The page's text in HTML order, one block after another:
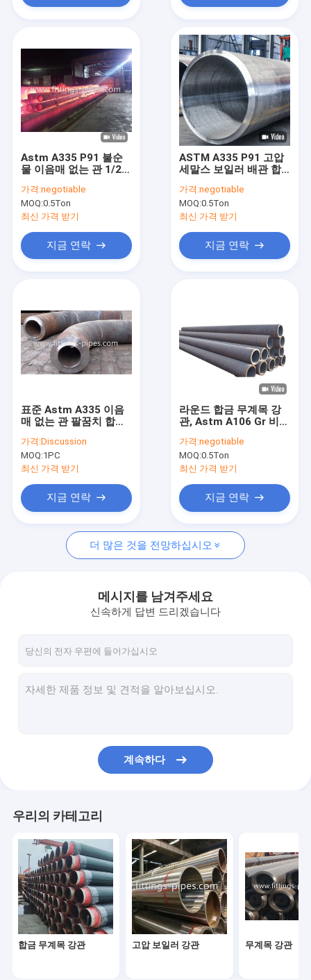
제품
우리에 대하여
공장 여행
인용문을 요구하세요
VR
합금 무계목 강관
무계목 강관
합금 강 맞춤
미리 제조하는 파이프 스풀
안출된 강관이음
강관 굴곡
녹슬지 않는 강관이음
스테인레스 강 플랜지
Astm A335 P91 불순
물 이음매 없는 관 1/2 -
했습니다
가격:negotiable
MOQ:0.5Ton
최신 가격 받기
지금 연락
ASTM A335 P91 고압
세말스 보일러 배관 합
A335 P91 이음새가 없
는 합금강관
가격:negotiable
MOQ:0.5Ton
최신 가격 받기
지금 연락
표준 Astm A335 이음
매 없는 관 팔꿈치 합금
48 사이즈
가격:Discussion
MOQ:1PC
최신 가격 받기
지금 연락
라운드 합금 무계목 강
관, Astm A106 Gr 비
가격:negotiable
MOQ:0.5Ton
최신 가격 받기
지금 연락
더 많은 것을 전망하십시오
메시지를 남겨주세요
신속하게 답변 드리겠습니다
계속하다
우리의 카테고리
합금 무계목 강관 고압 보일러 강관 무계목 강관